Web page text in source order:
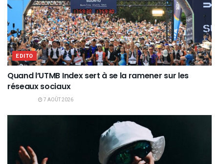
EDITO
Quand l’UTMB Index sert à se la ramener sur les
réseaux sociaux
7 AOÛT 2026